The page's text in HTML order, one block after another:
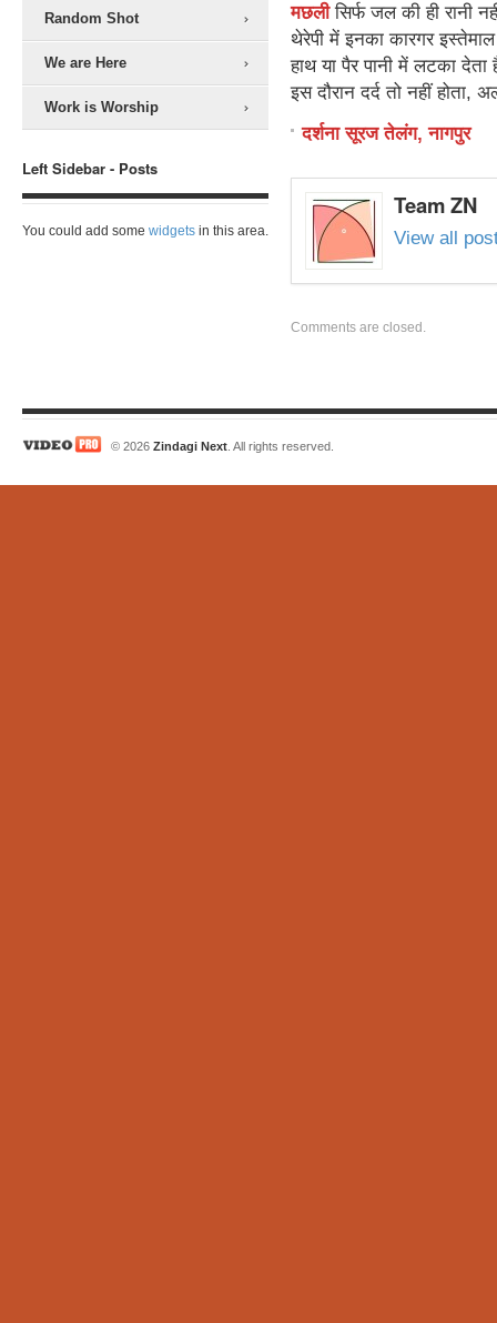
Random Shot
We are Here
Work is Worship
Left Sidebar - Posts
You could add some widgets in this area.
मछली सिर्फ जल की ही रानी
थेरेपी में इनका कारगर
हाथ या पैर पानी में लटका
इस दौरान दर्द तो नहीं होता,
दर्शना सूरज तेलंग, नागपुर
Team ZN
View all
Comments are closed.
© 2026 Zindagi Next . All rights reserved.